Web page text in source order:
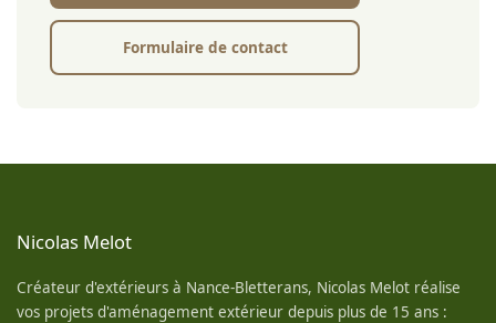
Formulaire de contact
Nicolas Melot
Créateur d'extérieurs à Nance-Bletterans, Nicolas Melot réalise
vos projets d'aménagement extérieur depuis plus de 15 ans :